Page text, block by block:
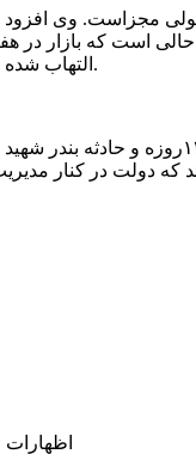
مجزاست. وی
است که بازار در
التهاب شده بود و این تضمین رسمی می‌تواند به آرامش بازار کمک کند.
سخنگوی دولت در ادامه سخنان خود بر لزوم حفظ نیروی کار،
دولت در کنار